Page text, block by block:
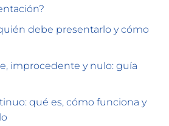
quién debe presentarlo y cómo
improcedente y nulo: guía
qué es, cómo funciona y